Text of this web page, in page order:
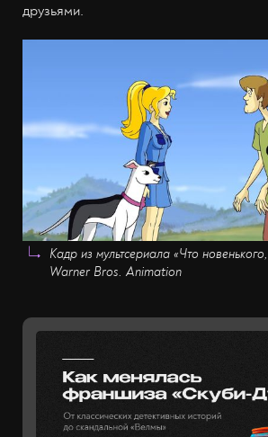
друзьями.
Кадр из мультсериала «Что
Warner Bros. Animation